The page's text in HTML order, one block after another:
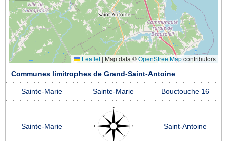
Leaflet | Map data ©OpenStreetMapcontributors
Communes limitrophes de Grand-Saint-Antoine
Sainte-Marie Sainte-Marie Bouctouche 16
Sainte-Marie Saint-Antoine